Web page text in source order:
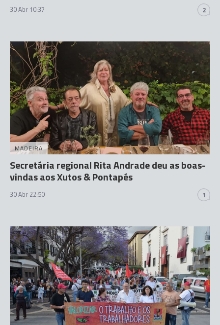
30 Abr 10:37 2
MADEIRA
Secretária regional Rita Andrade deu as boas-
vindas aos Xutos & Pontapés
30 Abr 22:50 1